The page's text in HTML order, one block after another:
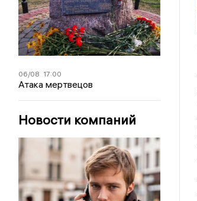
06/08 17:00
Атака мертвецов
Новости компаний